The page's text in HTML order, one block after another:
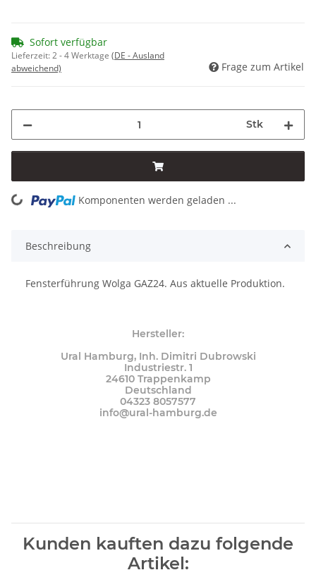
Sofort verfügbar
Lieferzeit:2 - 4 Werktage (DE - Ausland
abweichend)
Frage zum Artikel
Stk
Loading... Komponenten werden geladen ...
Beschreibung
Fensterführung Wolga GAZ24. Aus aktuelle Produktion.
Hersteller:
Ural Hamburg, Inh. Dimitri Dubrowski
Industriestr. 1
24610 Trappenkamp
Deutschland
04323 8057577
info@ural-hamburg.de
Kunden kauften dazu folgende
Artikel: